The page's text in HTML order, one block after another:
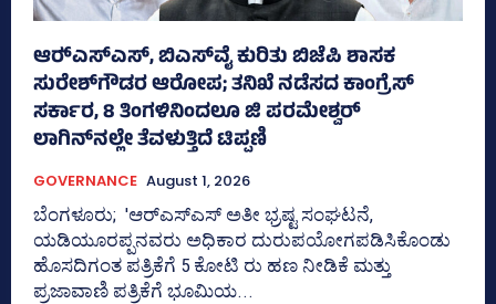
ಆರ್‍‌ಎಸ್‌ಎಸ್‌, ಬಿಎಸ್‌ವೈ ಕುರಿತು ಬಿಜೆಪಿ ಶಾಸಕ
ಸುರೇಶ್‌ಗೌಡರ ಆರೋಪ; ತನಿಖೆ ನಡೆಸದ ಕಾಂಗ್ರೆಸ್‌
ಸರ್ಕಾರ, 8 ತಿಂಗಳಿನಿಂದಲೂ ಜಿ ಪರಮೇಶ್ವರ್
ಲಾಗಿನ್‌ನಲ್ಲೇ ತೆವಳುತ್ತಿದೆ ಟಿಪ್ಪಣಿ
GOVERNANCE August 1, 2026
ಬೆಂಗಳೂರು; 'ಆರ್‍‌ಎಸ್‌ಎಸ್‌ ಅತೀ ಭ್ರಷ್ಟ ಸಂಘಟನೆ,
ಯಡಿಯೂರಪ್ಪನವರು ಅಧಿಕಾರ ದುರುಪಯೋಗಪಡಿಸಿಕೊಂಡು
ಹೊಸದಿಗಂತ ಪತ್ರಿಕೆಗೆ 5 ಕೋಟಿ ರು ಹಣ ನೀಡಿಕೆ ಮತ್ತು
ಪ್ರಜಾವಾಣಿ ಪತ್ರಿಕೆಗೆ ಭೂಮಿಯ...